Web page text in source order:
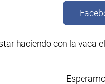
haciendo con la vaca